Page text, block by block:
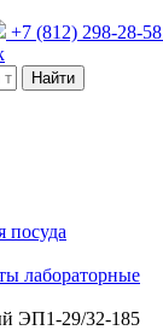
+7 (812) 298-28-58
Найти
посуда
лабораторные
ЭП1-29/32-185